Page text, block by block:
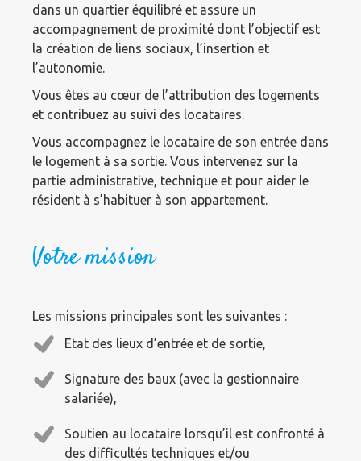
dans un quartier équilibré et assure un
accompagnement de proximité dont l’objectif est
la création de liens sociaux, l’insertion et
l’autonomie.
Vous êtes au cœur de l’attribution des logements
et contribuez au suivi des locataires.
Vous accompagnez le locataire de son entrée dans
le logement à sa sortie. Vous intervenez sur la
partie administrative, technique et pour aider le
résident à s’habituer à son appartement.
Votre mission
Les missions principales sont les suivantes :
Etat des lieux d’entrée et de sortie,
Signature des baux (avec la gestionnaire
salariée),
Soutien au locataire lorsqu’il est confronté à
des difficultés techniques et/ou